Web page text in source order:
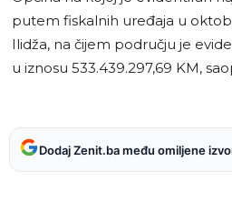
putem fiskalnih uređaja u
Ilidža, na čijem području je
u iznosu 533.439.297,69 KM,
Dodaj Zenit.ba među omiljene